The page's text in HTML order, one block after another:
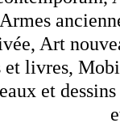
Armes
Art
et livres,
et